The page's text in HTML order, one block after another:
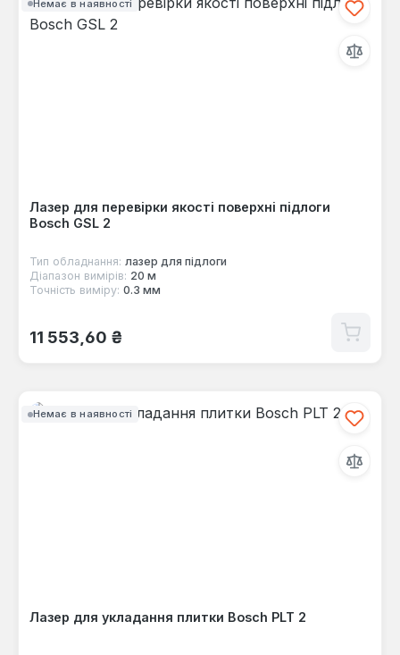
Немає в наявності
Лазер для перевірки якості поверхні підлоги
Bosch GSL 2
Тип обладнання: лазер для підлоги
Діапазон вимірів: 20 м
Точність виміру: 0.3 мм
Звичайна ціна:
11 553,60 ₴
Немає в наявності
Лазер для укладання плитки Bosch PLT 2